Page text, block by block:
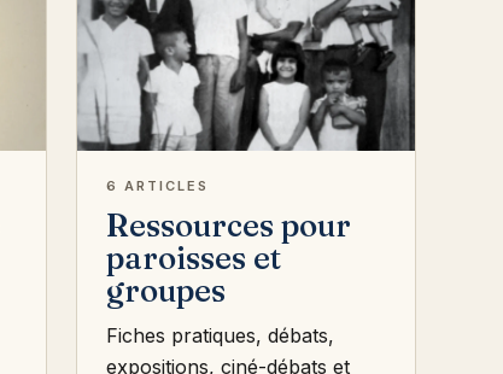
6 ARTICLES
Ressources pour
paroisses et
groupes
Fiches pratiques, débats,
expositions, ciné-débats et